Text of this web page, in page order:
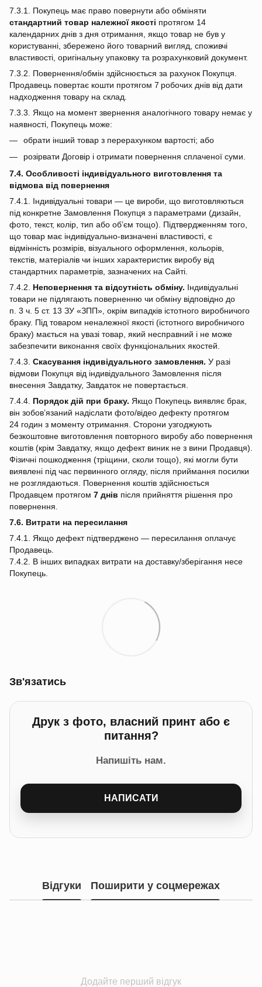
7.3.1. Покупець має право повернути або обміняти
стандартний товар належної якості протягом 14
календарних днів з дня отримання, якщо товар не був у
користуванні, збережено його товарний вигляд, споживчі
властивості, оригінальну упаковку та розрахунковий документ.
7.3.2. Повернення/обмін здійснюється за рахунок Покупця.
Продавець повертає кошти протягом 7 робочих днів від дати
надходження товару на склад.
7.3.3. Якщо на момент звернення аналогічного товару немає у
наявності, Покупець може:
обрати інший товар з перерахунком вартості; або
розірвати Договір і отримати повернення сплаченої суми.
7.4. Особливості індивідуального виготовлення та
відмова від повернення
7.4.1. Індивідуальні товари — це вироби, що виготовляються
під конкретне Замовлення Покупця з параметрами (дизайн,
фото, текст, колір, тип або об’єм тощо). Підтвердженням того,
що товар має індивідуально‑визначені властивості, є
відмінність розмірів, візуального оформлення, кольорів,
текстів, матеріалів чи інших характеристик виробу від
стандартних параметрів, зазначених на Сайті.
7.4.2. Неповернення та відсутність обміну. Індивідуальні
товари не підлягають поверненню чи обміну відповідно до
п. 3 ч. 5 ст. 13 ЗУ «ЗПП», окрім випадків істотного виробничого
браку. Під товаром неналежної якості (істотного виробничого
браку) мається на увазі товар, який несправний і не може
забезпечити виконання своїх функціональних якостей.
7.4.3. Скасування індивідуального замовлення. У разі
відмови Покупця від індивідуального Замовлення після
внесення Завдатку, Завдаток не повертається.
7.4.4. Порядок дій при браку. Якщо Покупець виявляє брак,
він зобов’язаний надіслати фото/відео дефекту протягом
24 годин з моменту отримання. Сторони узгоджують
безкоштовне виготовлення повторного виробу або повернення
коштів (крім Завдатку, якщо дефект виник не з вини Продавця).
Фізичні пошкодження (тріщини, сколи тощо), які могли бути
виявлені під час первинного огляду, після приймання посилки
не розглядаються. Повернення коштів здійснюється
Продавцем протягом 7 днів після прийняття рішення про
повернення.
7.6. Витрати на пересилання
7.4.1. Якщо дефект підтверджено — пересилання оплачує
Продавець.
7.4.2. В інших випадках витрати на доставку/зберігання несе
Покупець.
Зв'язатись
Друк з фото, власний принт або є
питання?
Напишіть нам.
НАПИСАТИ
Відгуки Поширити у соцмережах
Додайте перший відгук